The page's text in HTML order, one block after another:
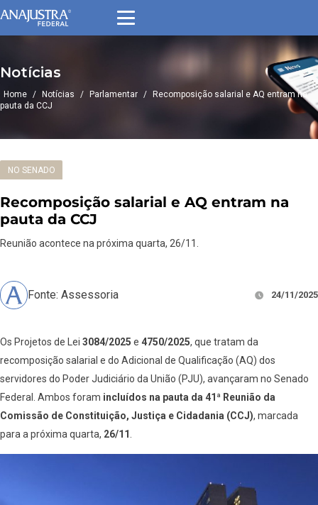
Notícias
Home / Notícias / Parlamentar /
Recomposição salarial e AQ entram na
pauta da CCJ
NO SENADO
Recomposição salarial e AQ entram na
pauta da CCJ
Reunião acontece na próxima quarta, 26/11.
Fonte: Assessoria 24/11/2025
Os Projetos de Lei 3084/2025 e 4750/2025, que tratam da
recomposição salarial e do Adicional de Qualificação (AQ) dos
servidores do Poder Judiciário da União (PJU), avançaram no Senado
Federal. Ambos foram incluídos na pauta da 41ª Reunião da
Comissão de Constituição, Justiça e Cidadania (CCJ), marcada
para a próxima quarta, 26/11